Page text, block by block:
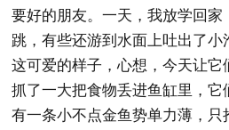
要好的朋友。一天，我放学回家
跳，有些还游到水面上吐出了小
这可爱的样子，心想，今天让
抓了一大把食物丢进鱼缸里，它
有一条小不点金鱼势单力薄，